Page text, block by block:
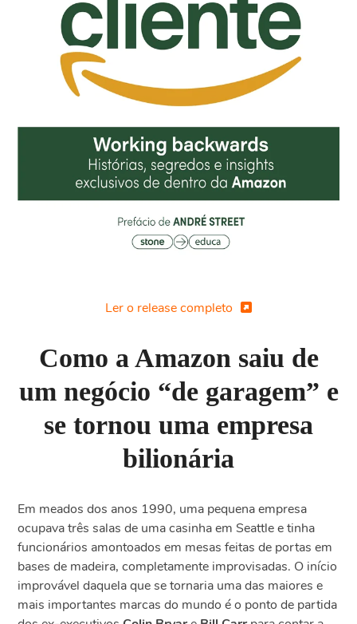
Ler o release completo
Como a Amazon saiu de
um negócio “de garagem” e
se tornou uma empresa
bilionária
Em meados dos anos 1990, uma pequena empresa
ocupava três salas de uma casinha em Seattle e tinha
funcionários amontoados em mesas feitas de portas em
bases de madeira, completamente improvisadas. O início
improvável daquela que se tornaria uma das maiores e
mais importantes marcas do mundo é o ponto de partida